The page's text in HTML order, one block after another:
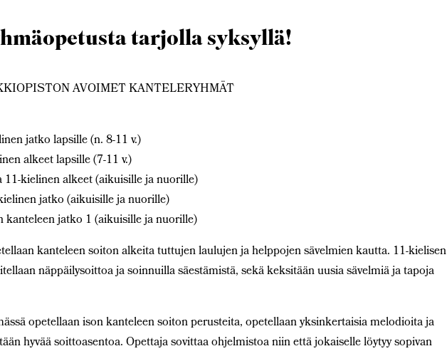
tarjolla syksyllä!
AVOIMET KANTELERYHMÄT
jatko lapsille (n. 8-11 v.)
alkeet lapsille (7-11 v.)
11-kielinen alkeet (aikuisille ja nuorille)
jatko (aikuisille ja nuorille)
kanteleen jatko 1 (aikuisille ja nuorille)
kanteleen soiton alkeita tuttujen laulujen ja helppojen sävelmien kautta. 11-kielisen
näppäilysoittoa ja soinnuilla säestämistä, sekä keksitään uusia sävelmiä ja tapoja
opetellaan ison kanteleen soiton perusteita, opetellaan yksinkertaisia melodioita ja
hyvää soittoasentoa. Opettaja sovittaa ohjelmistoa niin että jokaiselle löytyy sopivan